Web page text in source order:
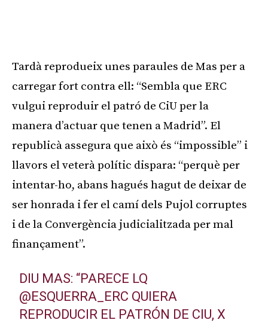
Tardà reprodueix unes paraules de Mas per a
carregar fort contra ell: “Sembla que ERC
vulgui reproduir el patró de CiU per la
manera d’actuar que tenen a Madrid”. El
republicà assegura que això és “impossible” i
llavors el veterà polític dispara: “perquè per
intentar-ho, abans hagués hagut de deixar de
ser honrada i fer el camí dels Pujol corruptes
i de la Convergència judicialitzada per mal
finançament”.
DIU MAS: “PARECE LQ
@ESQUERRA_ERC QUIERA
REPRODUCIR EL PATRÓN DE CIU, X